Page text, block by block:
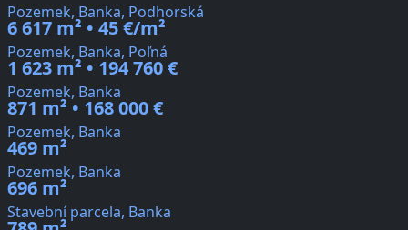
Pozemek, Banka, Podhorská
6 617 m² • 45 €/m²
Pozemek, Banka, Poľná
1 623 m² • 194 760 €
Pozemek, Banka
871 m² • 168 000 €
Pozemek, Banka
469 m²
Pozemek, Banka
696 m²
Stavební parcela, Banka